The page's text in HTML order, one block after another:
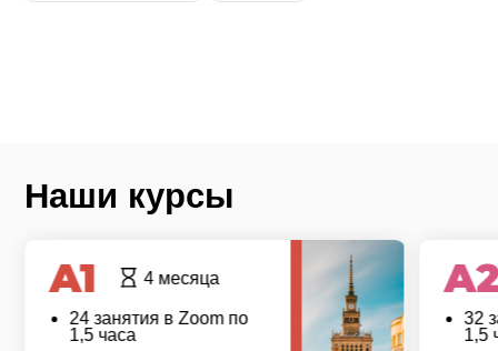
Наши курсы
A1 4 месяца
24 занятия в Zoom по
1,5 часа
32
1,5